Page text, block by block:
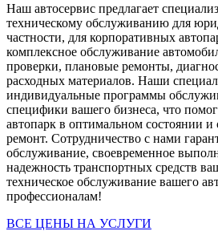
Наш автосервис предлагает
техническому обслуживанию для
частности, для корпоративных
комплексное обслуживание
проверки, плановые ремонты,
расходных материалов. Наши
индивидуальные программы
специфики вашего бизнеса, что
автопарк в оптимальном состоянии и
ремонт. Сотрудничество с нами
обслуживание, своевременное
надежность транспортных средств
техническое обслуживание вашего
профессионалам!
ВСЕ ЦЕНЫ НА УСЛУГИ